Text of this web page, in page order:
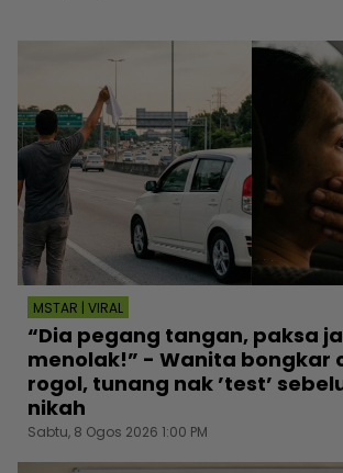
MSTAR | VIRAL
“Dia pegang tangan, paksa
menolak!” - Wanita bongkar
rogol, tunang nak ’test’
nikah
Sabtu, 8 Ogos 2026 1:00 PM